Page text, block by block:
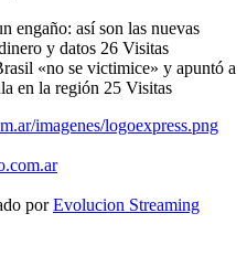
engaño: así son las nuevas
y datos 26 Visitas
«no se victimice» y apuntó a
en la región 25 Visitas
porEvolucion Streaming